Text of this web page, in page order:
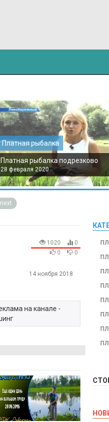
Платная рыбалка
Платная рыбалка подрезково
28 февраля 2020
next
1020
0
0
0
на канале -
14 ноября 2018